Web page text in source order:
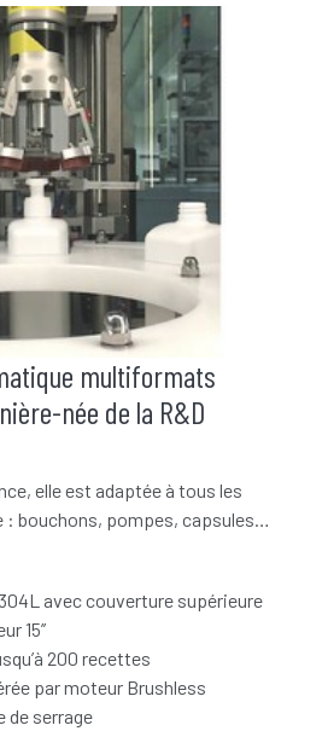
multiformats
née de la R&D
elle est adaptée à tous les
bouchons, pompes, capsules…
avec couverture supérieure
15’’
200 recettes
par moteur Brushless
de serrage